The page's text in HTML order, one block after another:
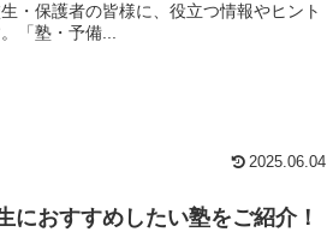
・保護者の皆様に、役立つ情報やヒント
「塾・予備...
2025.06.04
におすすめしたい塾をご紹介！